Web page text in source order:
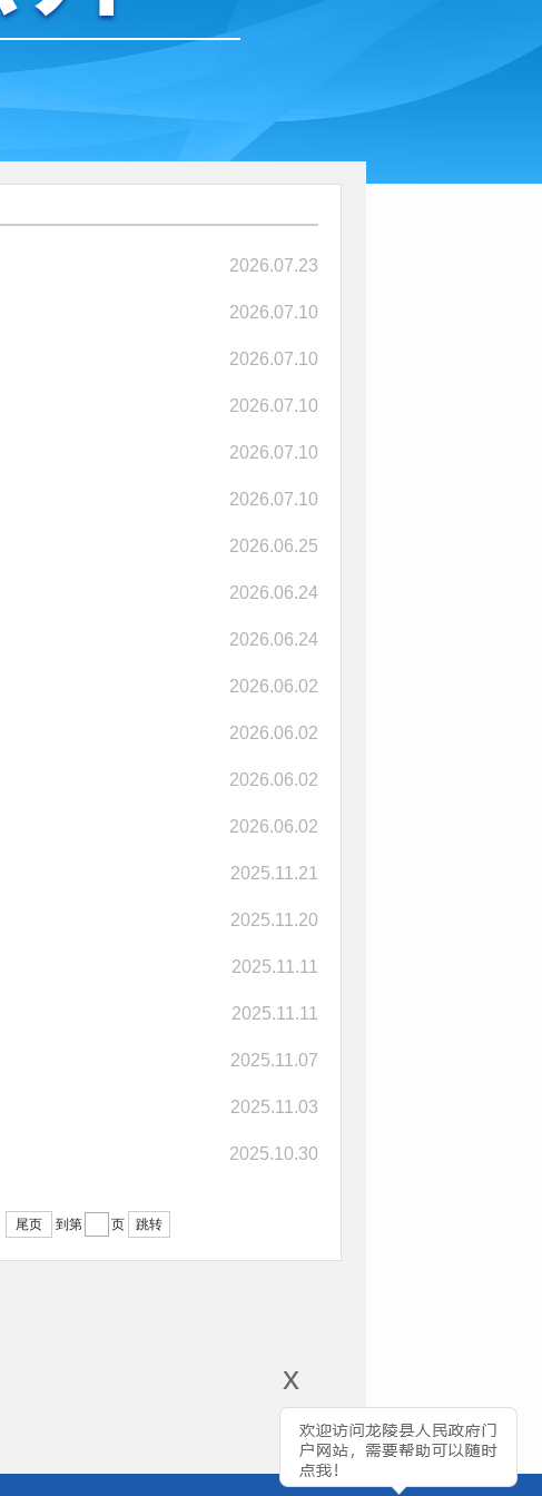
x
2026.07.23
2026.07.10
2026.07.10
2026.07.10
2026.07.10
2026.07.10
2026.06.25
2026.06.24
2026.06.24
2026.06.02
2026.06.02
2026.06.02
2026.06.02
2025.11.21
2025.11.20
2025.11.11
2025.11.11
2025.11.07
2025.11.03
2025.10.30
尾页 到第 页 跳转